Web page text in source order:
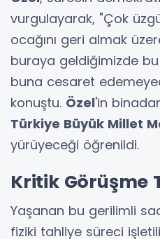
vurgulayarak, "Çok
ocağını geri almak
buraya geldiğimizde
buna cesaret
konuştu. Özel'in
Türkiye Büyük Millet
yürüyeceği öğrenildi.
Kritik Görüşme
Yaşanan bu gerilimli
fiziki tahliye süreci